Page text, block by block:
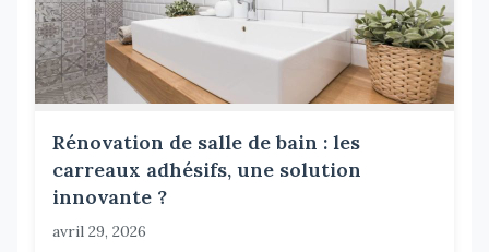
Rénovation de salle de bain : les
carreaux adhésifs, une solution
innovante ?
avril 29, 2026